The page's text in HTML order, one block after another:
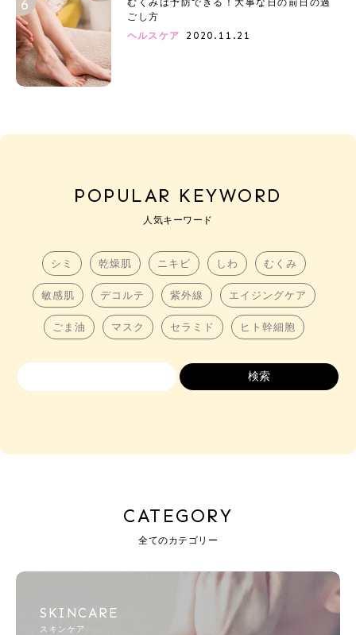
むくみは予防できる！大事な日の前日の過
ごし方
ヘルスケア
2020.11.21
POPULAR KEYWORD
人気キーワード
シミ 乾燥肌 ニキビ しわ むくみ
敏感肌 デコルテ 紫外線 エイジングケア
ごま油 マスク セラミド ヒト幹細胞
CATEGORY
全てのカテゴリー
SKINCARE
スキンケア